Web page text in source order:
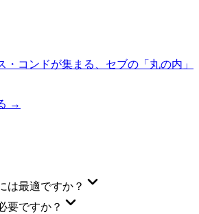
・コンドが集まる、セブの「丸の内」
→
は最適ですか？
要ですか？